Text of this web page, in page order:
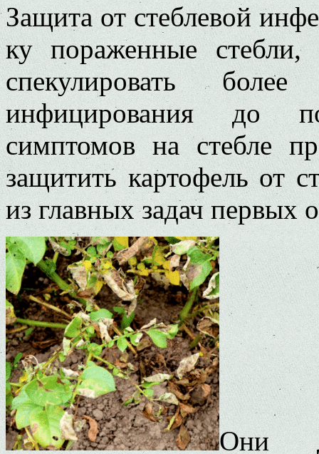
Защита от стеблевой
ку пораженные
спекулиро­вать
инфицирования до
симптомов на стебле
защитить картофель от
из главных задач первых
Они